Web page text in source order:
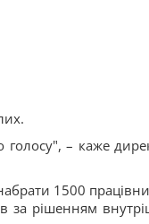
– каже
1500
за рішенням